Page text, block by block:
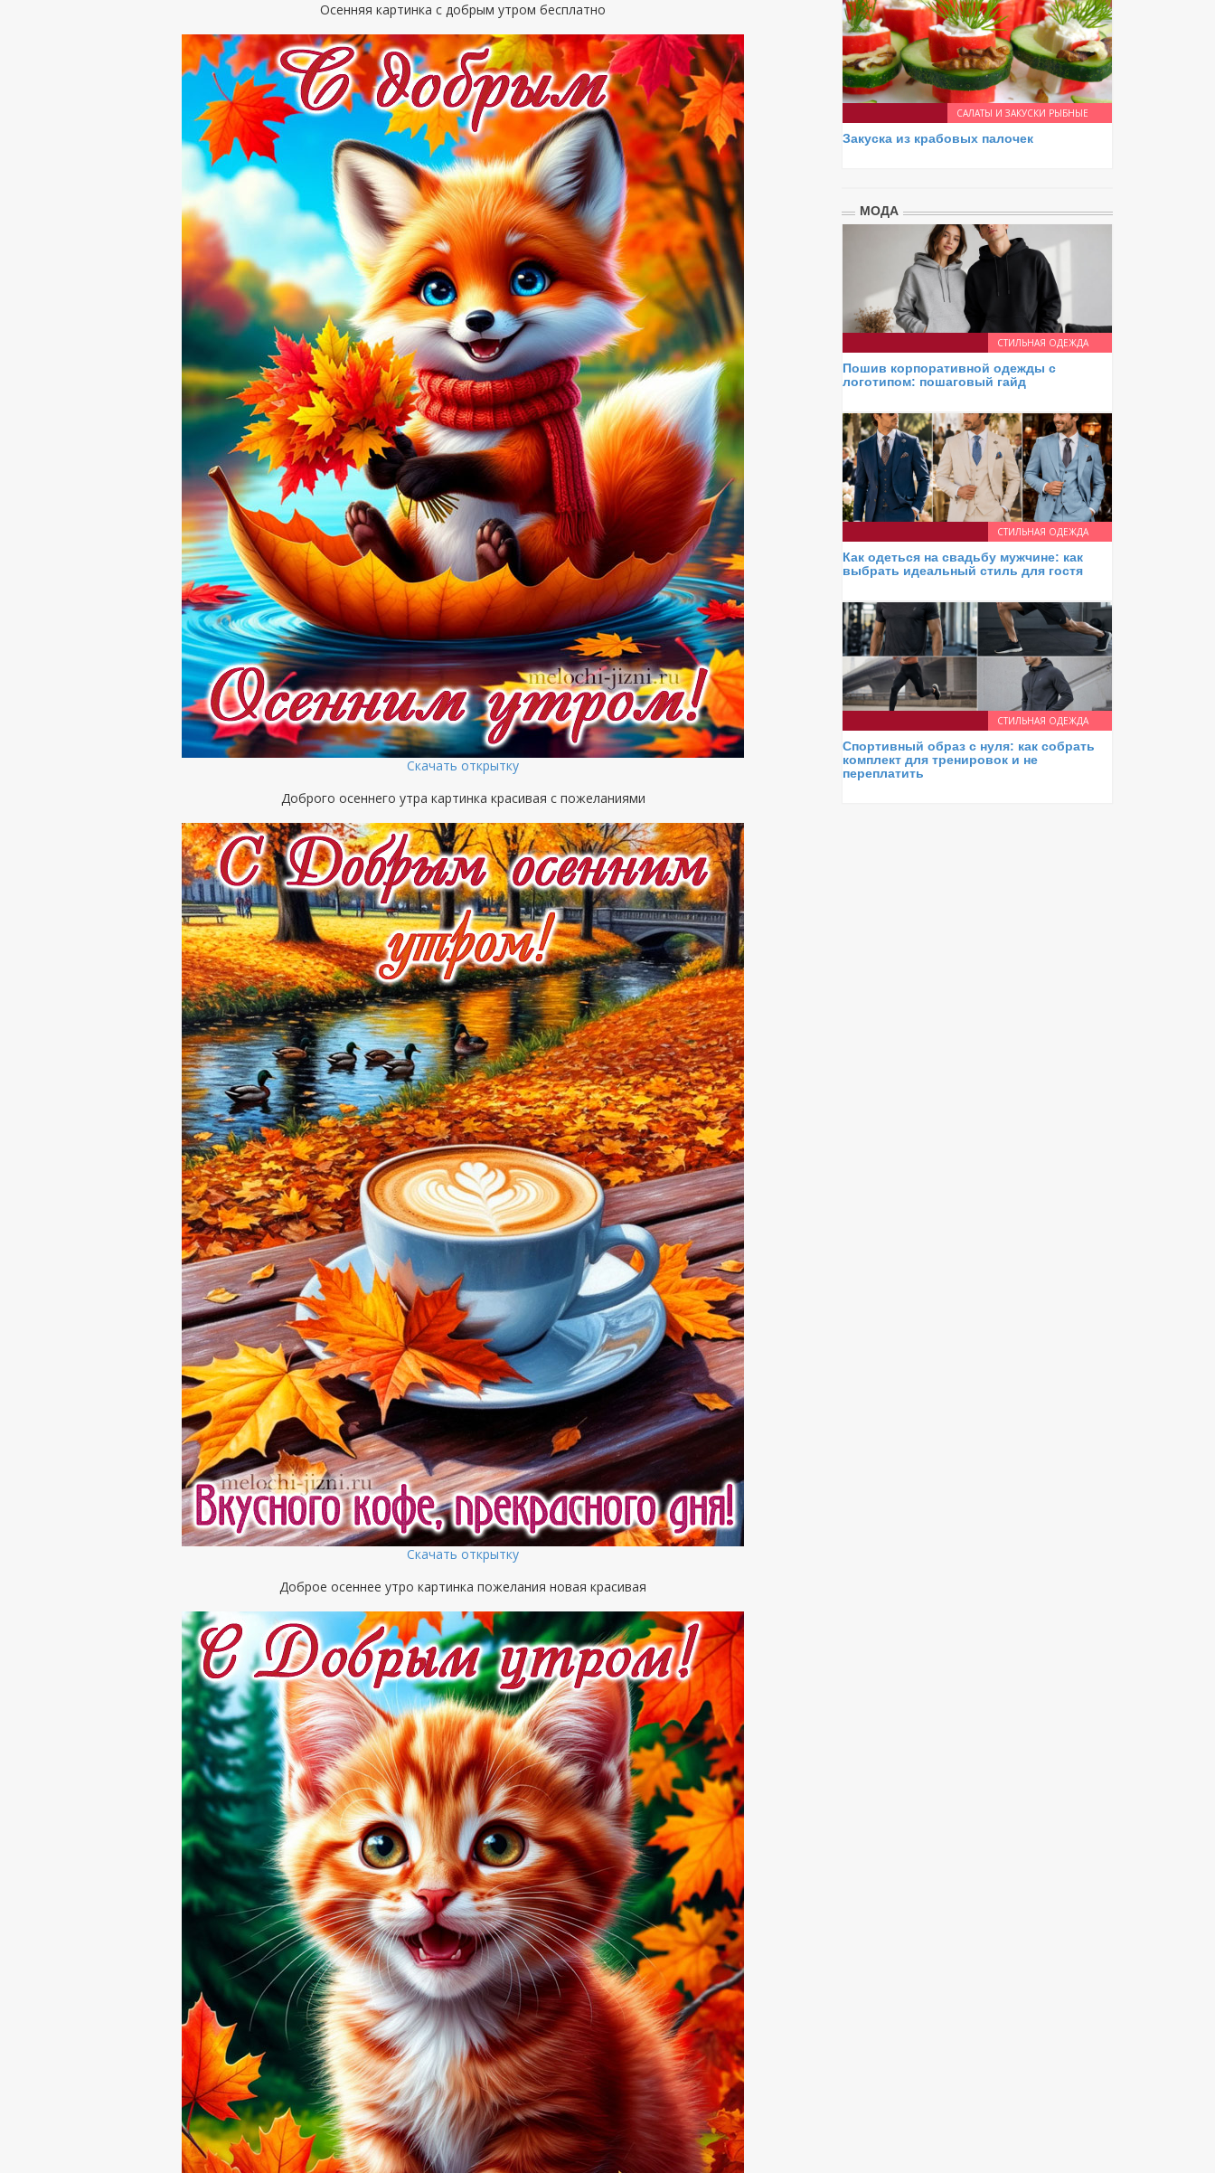
Осенняя картинка с добрым утром бесплатно
Скачать открытку
Доброго осеннего утра картинка красивая с пожеланиями
Скачать открытку
Доброе осеннее утро картинка пожелания новая красивая
САЛАТЫ И ЗАКУСКИ РЫБНЫЕ
Закуска из крабовых палочек
МОДА
СТИЛЬНАЯ ОДЕЖДА
Пошив корпоративной одежды с
логотипом: пошаговый гайд
СТИЛЬНАЯ ОДЕЖДА
Как одеться на свадьбу мужчине: как
выбрать идеальный стиль для гостя
СТИЛЬНАЯ ОДЕЖДА
Спортивный образ с нуля: как собрать
комплект для тренировок и не
переплатить